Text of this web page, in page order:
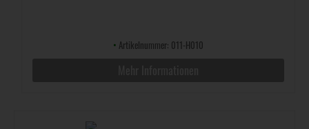
• Artikelnummer: 011-H010